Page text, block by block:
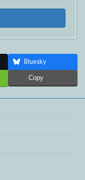
Bluesky
Copy